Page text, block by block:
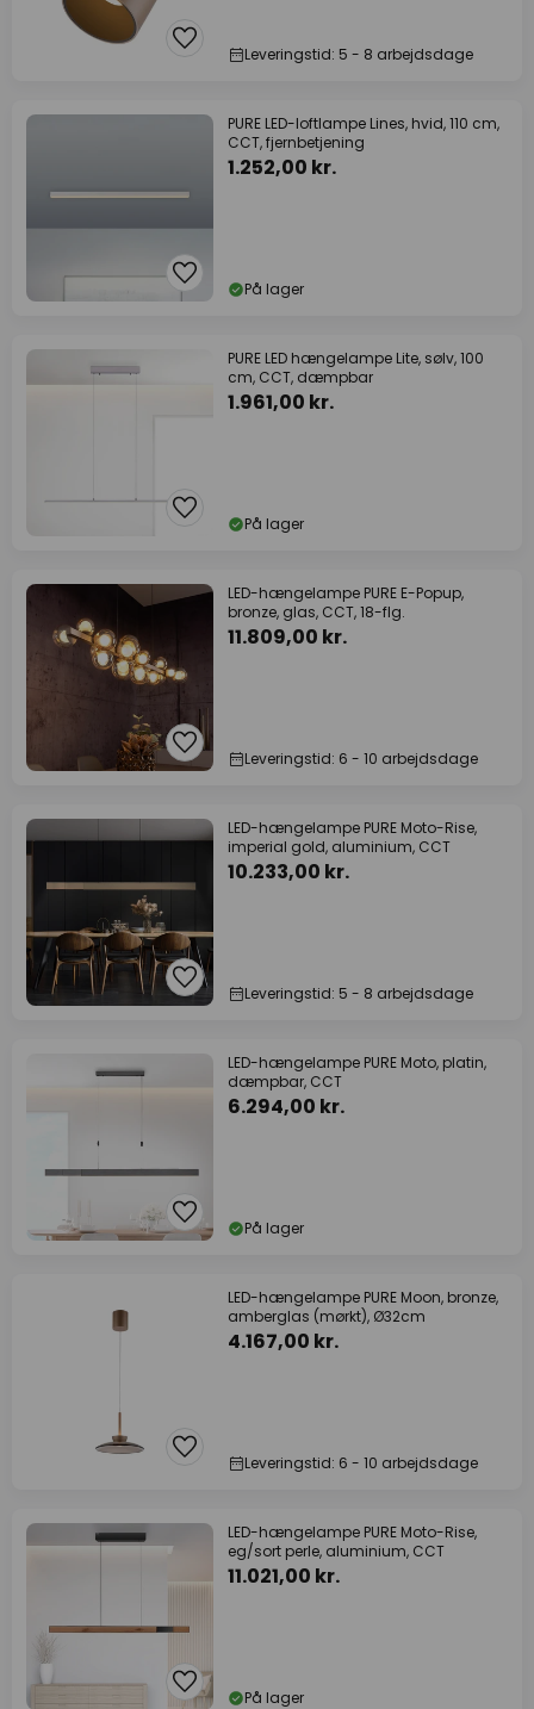
Leveringstid: 5 - 8 arbejdsdage
PURE LED-loftlampe Lines, hvid, 110 cm,
CCT, fjernbetjening
1.252,00 kr.
På lager
PURE LED hængelampe Lite, sølv, 100
cm, CCT, dæmpbar
1.961,00 kr.
På lager
LED-hængelampe PURE E-Popup,
bronze, glas, CCT, 18-flg.
11.809,00 kr.
Leveringstid: 6 - 10 arbejdsdage
LED-hængelampe PURE Moto-Rise,
imperial gold, aluminium, CCT
10.233,00 kr.
Leveringstid: 5 - 8 arbejdsdage
LED-hængelampe PURE Moto, platin,
dæmpbar, CCT
6.294,00 kr.
På lager
LED-hængelampe PURE Moon, bronze,
amberglas (mørkt), Ø32cm
4.167,00 kr.
Leveringstid: 6 - 10 arbejdsdage
LED-hængelampe PURE Moto-Rise,
eg/sort perle, aluminium, CCT
11.021,00 kr.
På lager